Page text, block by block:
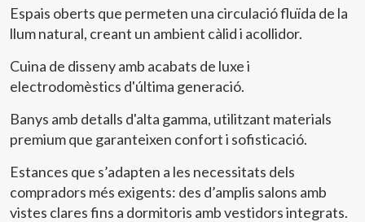
Espais oberts que permeten una circulació fluïda de la
llum natural, creant un ambient càlid i acollidor.
Cuina de disseny amb acabats de luxe i
electrodomèstics d'última generació.
Banys amb detalls d'alta gamma, utilitzant materials
premium que garanteixen confort i sofisticació.
Estances que s’adapten a les necessitats dels
compradors més exigents: des d’amplis salons amb
vistes clares fins a dormitoris amb vestidors integrats.
Modificar cookies
Tècniques i funcionals
Sempre activades
informació amb la finalitat de millorar els nostres serveis.
Si continua navegant, suposa l'acceptació de la instal·lació
de les mateixes. L'usuari té la possibilitat de configurar el
instal·lades al disc dur, encara que haurà de tenir en
compte que aquesta acció podrà ocasionar dificultats de
navegació de la pàgina web.